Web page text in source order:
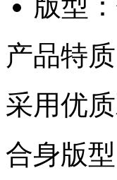
产品特质
采用优
合身版